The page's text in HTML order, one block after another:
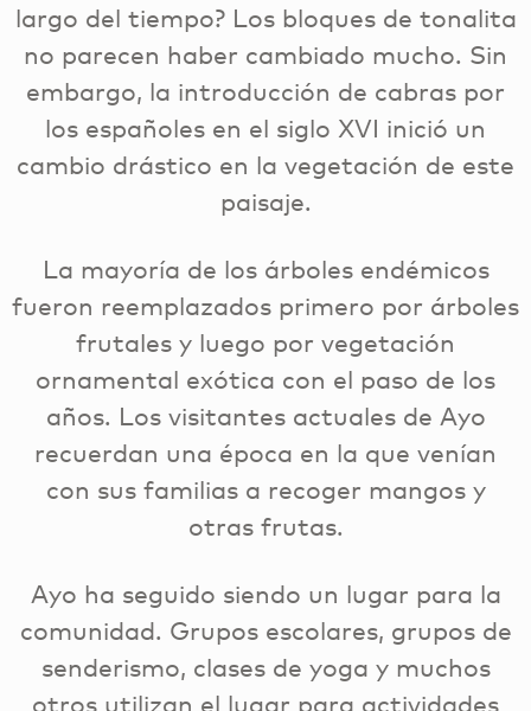
largo del tiempo? Los bloques de tonalita
no parecen haber cambiado mucho. Sin
embargo, la introducción de cabras por
los españoles en el siglo XVI inició un
cambio drástico en la vegetación de este
paisaje.
La mayoría de los árboles endémicos
fueron reemplazados primero por árboles
frutales y luego por vegetación
ornamental exótica con el paso de los
años. Los visitantes actuales de Ayo
recuerdan una época en la que venían
con sus familias a recoger mangos y
otras frutas.
Ayo ha seguido siendo un lugar para la
comunidad. Grupos escolares, grupos de
senderismo, clases de yoga y muchos
otros utilizan el lugar para actividades